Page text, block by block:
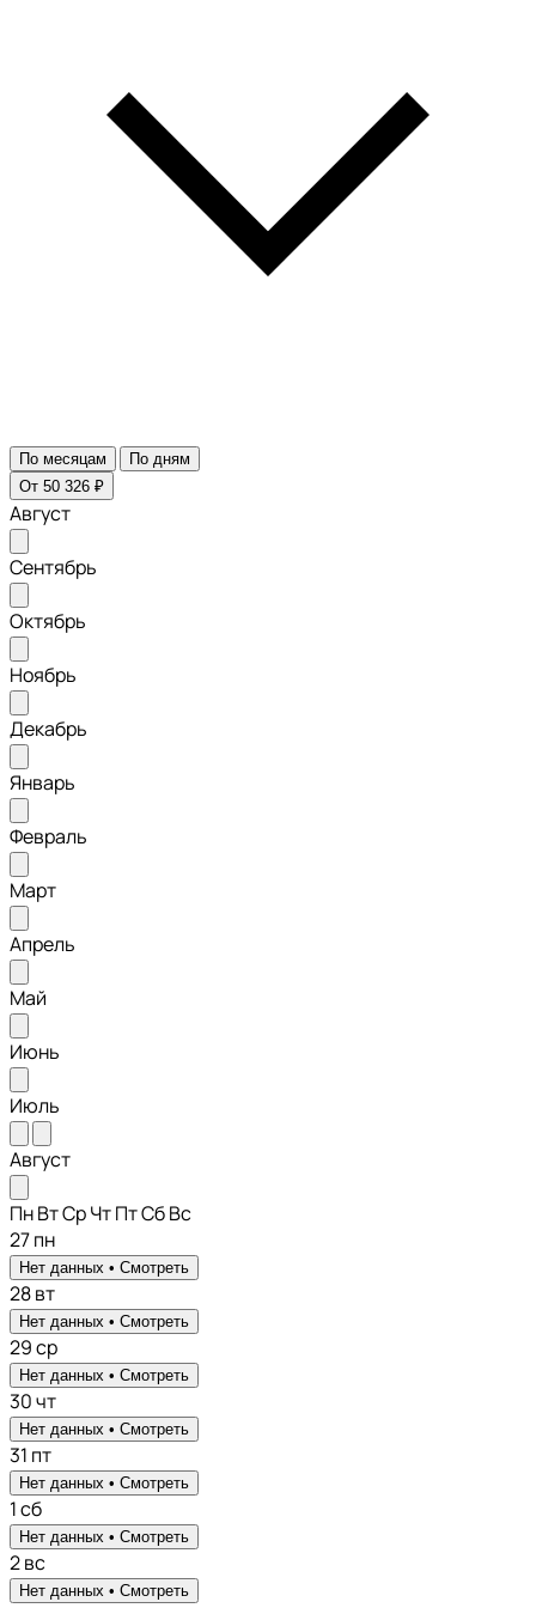
По месяцам
По дням
От 50 326 ₽
Август
Сентябрь
Октябрь
Ноябрь
Декабрь
Январь
Февраль
Март
Апрель
Май
Июнь
Июль
Август
ПнВтСрЧтПтСбВс
27пн
Нет данных • Смотреть
28вт
Нет данных • Смотреть
29ср
Нет данных • Смотреть
30чт
Нет данных • Смотреть
31 пт
Нет данных • Смотреть
1сб
Нет данных • Смотреть
2вс
Нет данных • Смотреть